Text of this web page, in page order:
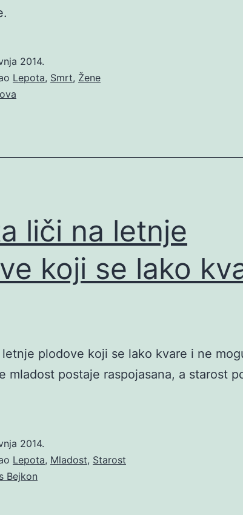
2014.
Lepota, Smrt, Žene
liči na letnje
koji se lako
plodove koji se lako kvare i ne
mladost postaje raspojasana, a starost
2014.
Lepota, Mladost, Starost
Bejkon